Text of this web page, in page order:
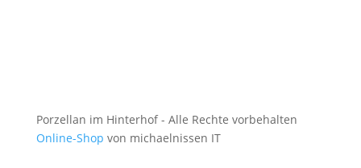
Porzellan im Hinterhof - Alle Rechte vorbehalten
Online-Shop von michaelnissen IT